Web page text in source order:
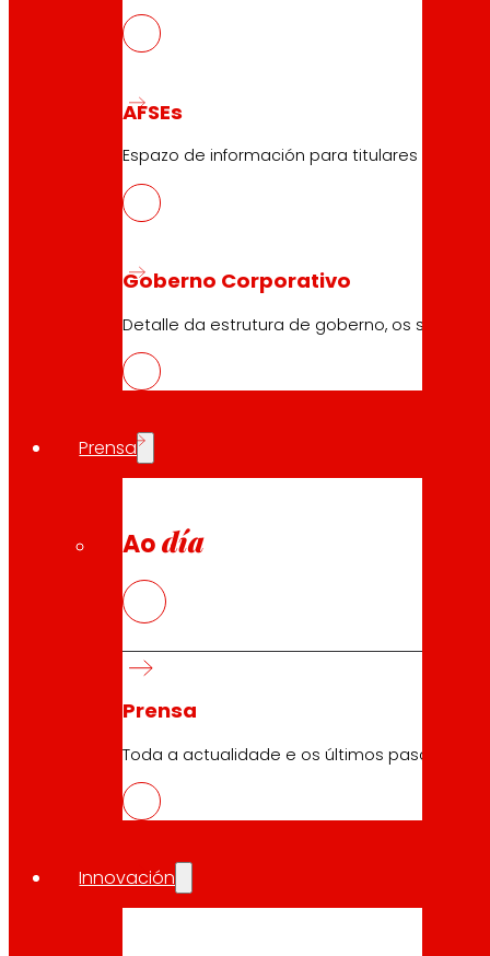
AFSEs
Espazo de información para titulares de
Goberno Corporativo
Detalle da estrutura de goberno, os seus
Prensa
Ao día
Prensa
Toda a actualidade e os últimos pasos de
Innovación